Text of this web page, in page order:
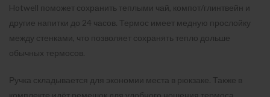
Hotwell поможет сохранить теплыми чай, компот/глинтвейн и
другие напитки до 24 часов. Термос имеет медную прослойку
между стенками, что позволяет сохранять тепло дольше
обычных термосов.
Ручка складывается для экономии места в рюкзаке. Также в
комплекте идёт ремешок для удобного ношения термоса.